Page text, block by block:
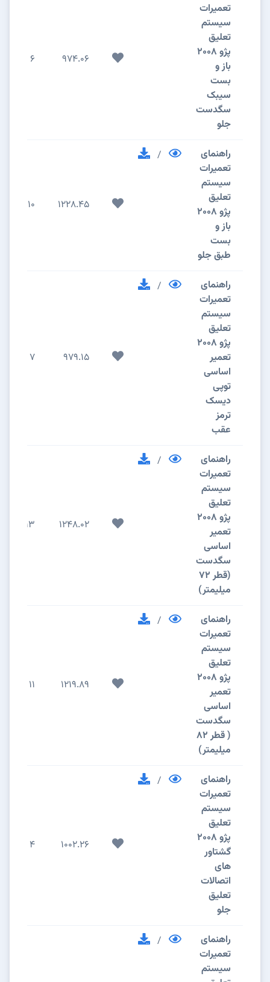
تعمیرات
سیستم
تعلیق
پژو 2008
باز و
بست
سیبک
سگدست
جلو
974.06
6
راهنمای
تعمیرات
سیستم
تعلیق
پژو 2008
باز و
بست
طبق جلو
/
1228.45
10
راهنمای
تعمیرات
سیستم
تعلیق
پژو 2008
تعمیر
اساسی
توپی
دیسک
ترمز
عقب
/
979.15
7
راهنمای
تعمیرات
سیستم
تعلیق
پژو 2008
تعمیر
اساسی
سگدست
(قطر 72
میلیمتر)
/
1248.02
13
راهنمای
تعمیرات
سیستم
تعلیق
پژو 2008
تعمیر
اساسی
سگدست
( قطر 82
میلیمتر)
/
1219.89
11
راهنمای
تعمیرات
سیستم
تعلیق
پژو 2008
گشتاور
های
اتصالات
تعلیق
جلو
/
1002.26
4
راهنمای
تعمیرات
سیستم
/